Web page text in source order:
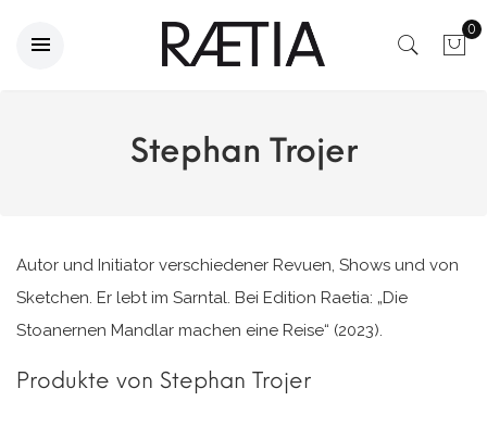
0
Stephan Trojer
Autor und Initiator verschiedener Revuen, Shows und von
Sketchen. Er lebt im Sarntal. Bei Edition Raetia: „Die
Stoanernen Mandlar machen eine Reise“ (2023).
Produkte von Stephan Trojer